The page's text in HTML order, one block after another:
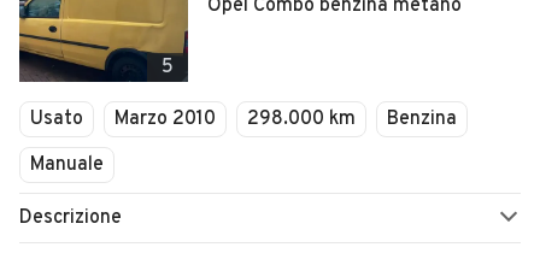
5
Opel Combo benzina metano
Usato Marzo 2010 298.000 km
Benzina
Manuale
Descrizione